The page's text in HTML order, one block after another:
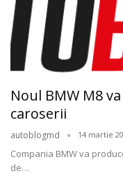
Noul BMW M8
caroserii
autoblogmd 14 martie
Compania BMW va
de…